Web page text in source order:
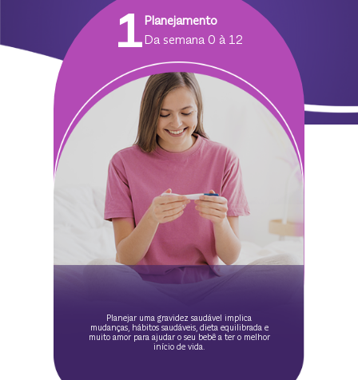
1Planejamento
Da semana 0 à 12
Planejar uma gravidez saudável implica
mudanças, hábitos saudáveis, dieta equilibrada e
muito amor para ajudar o seu bebê a ter o melhor
início de vida.